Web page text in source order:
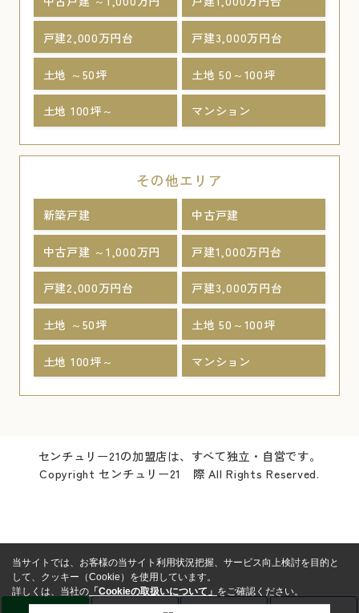
戸建2,000万円台 戸建3,000万円台
土地 ～50坪 土地 50～100坪
土地 100坪～ マンション
その他エリア
新築戸建 中古戸建
中古戸建 ～1,000万円 戸建1,000万円台
戸建2,000万円台 戸建3,000万円台
土地 ～50坪 土地 50～100坪
土地 100坪～ マンション
センチュリー21の加盟店は、すべて独立・自営です。
Copyright センチュリー21 際 All Rights Reserved.
当サイトでは、お客様の当サイト利用状況把握、サービス向上検討を目的と
して、クッキー（Cookie）を使用しています。
詳しくは、当社の 「Cookieの取扱いについて」 をご確認ください。